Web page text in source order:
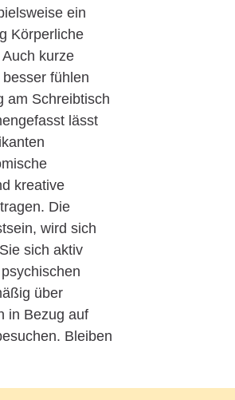
ein
Körperliche
kurze
fühlen
am Schreibtisch
lässt
kreative
Die
wird sich
sich aktiv
über
in Bezug auf
Bleiben